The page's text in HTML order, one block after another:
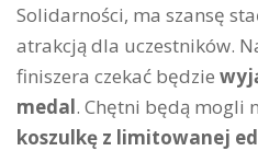
Solidarności, ma szansę
atrakcją dla uczestników.
finiszera czekać będzie
medal. Chętni będą mogli
koszulkę z limitowanej